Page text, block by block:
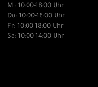
Mi: 10:00-18:00 Uhr
Do: 10:00-18:00 Uhr
Fr: 10:00-18:00 Uhr
Sa: 10:00-14:00 Uhr